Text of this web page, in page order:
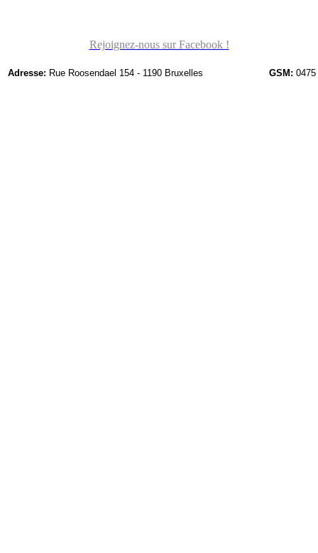
Rejoignez-nous sur Facebook !
Adresse: Rue Roosendael 154 - 1190 Bruxelles GSM: